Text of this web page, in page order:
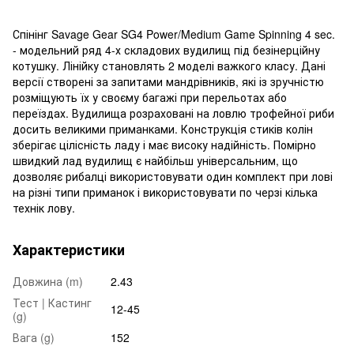
Спінінг Savage Gear SG4 Power/Medium Game Spinning 4 sec.
- модельний ряд 4-х складових вудилищ під безінерційну
котушку. Лінійку становлять 2 моделі важкого класу. Дані
версії створені за запитами мандрівників, які із зручністю
розміщують їх у своєму багажі при перельотах або
переїздах. Вудилища розраховані на ловлю трофейної риби
досить великими приманками. Конструкція стиків колін
зберігає цілісність ладу і має високу надійність. Помірно
швидкий лад вудилищ є найбільш універсальним, що
дозволяє рибалці використовувати один комплект при лові
на різні типи приманок і використовувати по черзі кілька
технік лову.
Характеристики
Довжина (m)
2.43
Тест | Кастинг
(g)
12-45
Вага (g)
152